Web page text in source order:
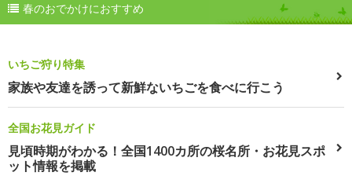
春のおでかけにおすすめ
いちご狩り特集
家族や友達を誘って新鮮ないちごを食べに行こう
全国お花見ガイド
見頃時期がわかる！全国1400カ所の桜名所・お花見スポ
ット情報を掲載